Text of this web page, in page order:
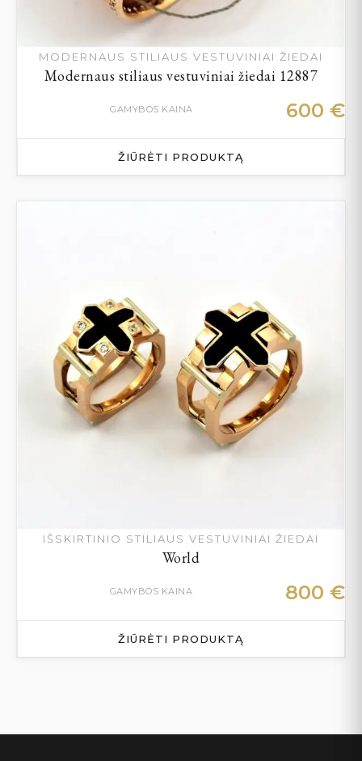
MODERNAUS STILIAUS VESTUVINIAI ŽIEDAI
Modernaus stiliaus vestuviniai žiedai 12887
GAMYBOS KAINA 600 €
ŽIŪRĖTI PRODUKTĄ
IŠSKIRTINIO STILIAUS VESTUVINIAI ŽIEDAI
World
GAMYBOS KAINA 800 €
ŽIŪRĖTI PRODUKTĄ